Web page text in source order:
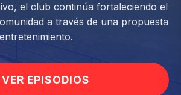
el club continúa fortaleciendo el
a través de una propuesta
VER EPISODIOS